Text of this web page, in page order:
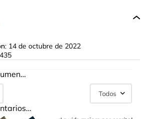
14 de octubre de 2022
Todos